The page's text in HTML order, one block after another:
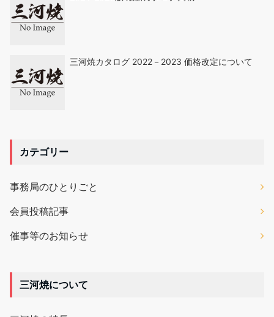
三河焼カタログ 2022－2023 価格改定について
カテゴリー
事務局のひとりごと
会員投稿記事
催事等のお知らせ
三河焼について